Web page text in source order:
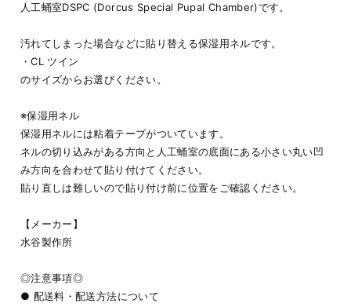
人工蛹室DSPC (Dorcus Special Pupal Chamber)です。
汚れてしまった場合などに貼り替える保湿用ネルです。
・CL ツイン
のサイズからお選びください。
※保湿用ネル
保湿用ネルには粘着テープがついています。
ネルの切り込みがある方向と人工蛹室の底面にある小さい丸い凹
み方向を合わせて貼り付けてください。
貼り直しは難しいので貼り付け前に位置をご確認ください。
【メーカー】
水谷製作所
◎注意事項◎
● 配送料・配送方法について